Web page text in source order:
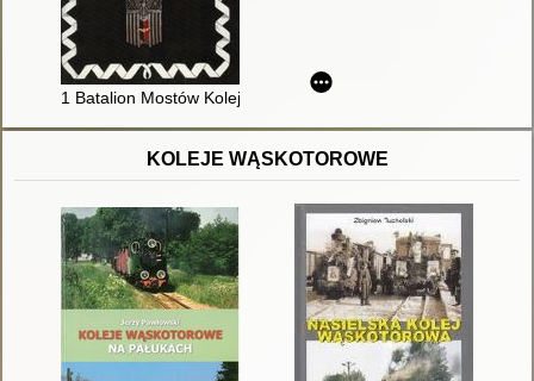
1 Batalion Mostów Kolejowych
KOLEJE WĄSKOTOROWE